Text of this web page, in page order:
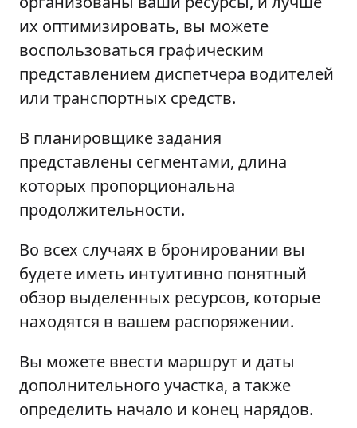
их оптимизировать, вы можете
воспользоваться графическим
представлением диспетчера водителей
или транспортных средств.
В планировщике задания
представлены сегментами, длина
которых пропорциональна
продолжительности.
Во всех случаях в бронировании вы
будете иметь интуитивно понятный
обзор выделенных ресурсов, которые
находятся в вашем распоряжении.
Вы можете ввести маршрут и даты
дополнительного участка, а также
определить начало и конец нарядов.